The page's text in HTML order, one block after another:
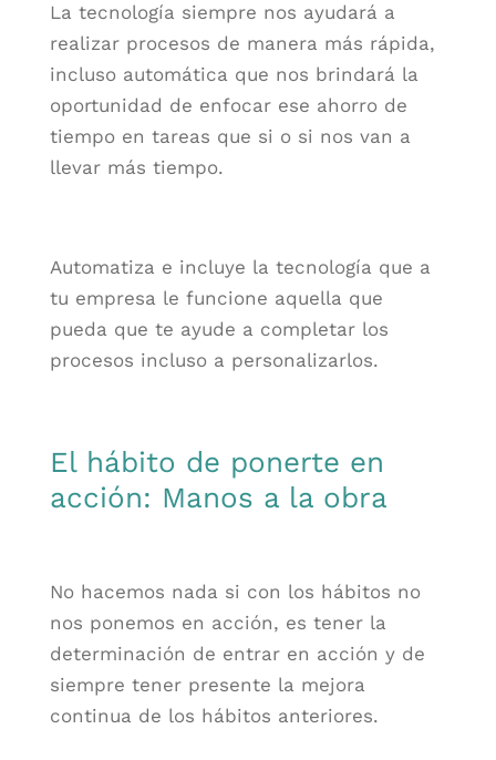
La tecnología siempre nos ayudará a
realizar procesos de manera más rápida,
incluso automática que nos brindará la
oportunidad de enfocar ese ahorro de
tiempo en tareas que si o si nos van a
llevar más tiempo.
Automatiza e incluye la tecnología que a
tu empresa le funcione aquella que
pueda que te ayude a completar los
procesos incluso a personalizarlos.
El hábito de ponerte en
acción: Manos a la obra
No hacemos nada si con los hábitos no
nos ponemos en acción, es tener la
determinación de entrar en acción y de
siempre tener presente la mejora
continua de los hábitos anteriores.